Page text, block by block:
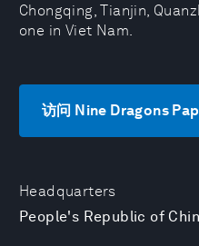
Headquarters
People's Republic of
Chongqing, Tianjin,
one in Viet Nam.
访问 Nine Dragons